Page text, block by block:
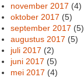
november 2017 (4)
oktober 2017 (5)
september 2017 (5)
augustus 2017 (5)
juli 2017 (2)
juni 2017 (5)
mei 2017 (4)